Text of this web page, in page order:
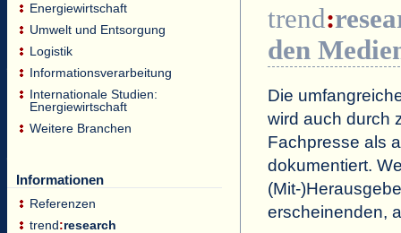
Single-Client-Studien
Internationale Markt Reports
Energiewirtschaft
Umwelt und Entsorgung
Logistik
Informationsverarbeitung
Internationale Studien:
Energiewirtschaft
Weitere Branchen
Informationen
Referenzen
trend:research
trend:
den
Die
wird auch durch
Fachpresse als
dokumentiert.
(Mit-
erscheinenden,